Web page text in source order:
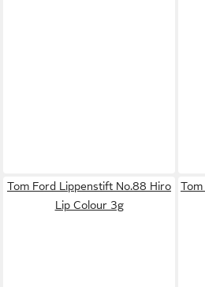
Tom Ford Lippenstift No.88 Hiro
Lip Colour 3g